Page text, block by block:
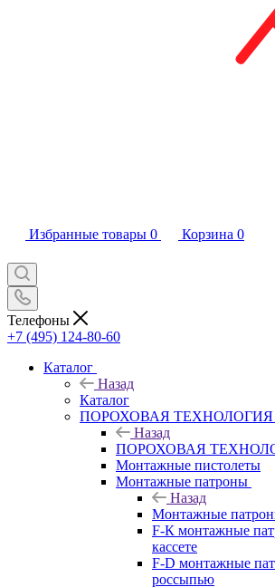
Избранные товары 0 Корзина 0
Телефоны
+7 (495) 124-80-60
Каталог
Назад
Каталог
ПОРОХОВАЯ ТЕХНОЛОГИЯ
Назад
ПОРОХОВАЯ
Монтажные пистолеты
Монтажные патроны
Назад
Монтажные
F-К монтажные
кассете
F-D монтажные
россыпью